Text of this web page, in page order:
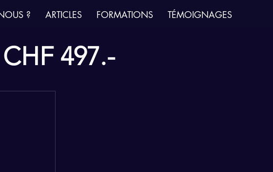
? ARTICLES FORMATIONS TÉMOIGNAGES
CHF 497.-